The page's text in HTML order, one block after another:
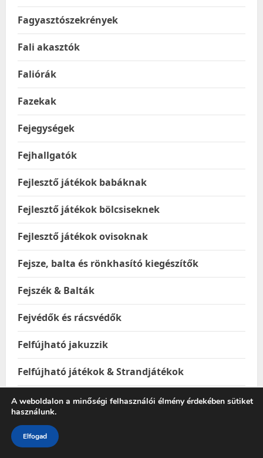
Fagyasztószekrények
Fali akasztók
Faliórák
Fazekak
Fejegységek
Fejhallgatók
Fejlesztő játékok babáknak
Fejlesztő játékok bölcsiseknek
Fejlesztő játékok ovisoknak
Fejsze, balta és rönkhasító kiegészítők
Fejszék & Balták
Fejvédők és rácsvédők
Felfújható jakuzzik
Felfújható játékok & Strandjátékok
Fellépők
Felmosófejek
A weboldalon a minőségi felhasználói élmény érdekében sütiket
használunk.
Elfogad